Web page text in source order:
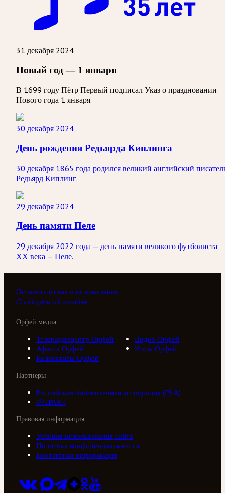
31 декабря 2024
Новый год — 1 января
В 1699 году Пётр Первый подписал Указ о праздновании
Нового года 1 января.
30 декабря 2024
День рождения Редьярда Киплинга
30 декабря 1865 года родился великий английский
Редьярд Киплинг.
29 декабря 2024
День памяти Пеле
29 декабря 2022 года — день памяти великого футболиста
ХХ века — Пеле.
Оставить отзыв или пожелание
Сообщить об ошибке
Орфей медиа
Телерадиоцентр Орфей
Видео Орфей
Афиша Орфей
Ноты Орфей
Коллективы Орфей
Партнеры
Российская библиотечная ассоциация (РБА)
///ТРАКТ
Правовая информация
Условия использования сайта
Политика конфиденциальности
Контактная информация